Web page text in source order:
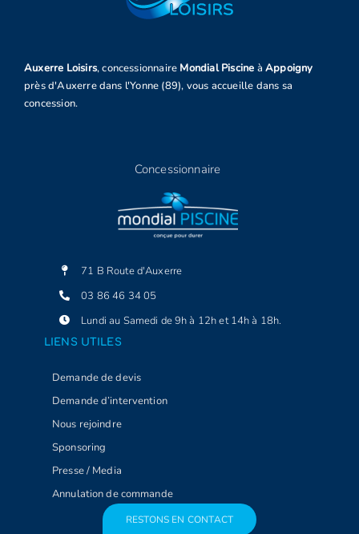
Auxerre Loisirs, concessionnaire Mondial Piscine à Appoigny
près d'Auxerre dans l'Yonne (89), vous accueille dans sa
concession.
Concessionnaire
71 B Route d'Auxerre
03 86 46 34 05
Lundi au Samedi de 9h à 12h et 14h à 18h.
LIENS UTILES
Demande de devis
Demande d’intervention
Nous rejoindre
Sponsoring
Presse / Media
Annulation de commande
RESTONS EN CONTACT